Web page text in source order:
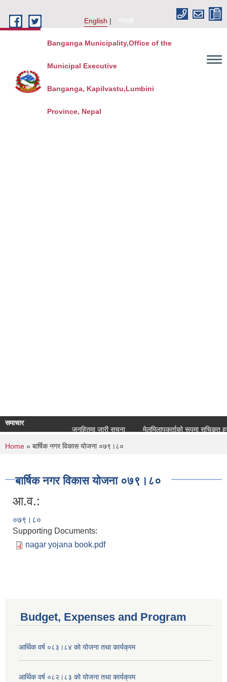
English
नेपाली
Banganga Municipality,Office of the
Municipal Executive
Banganga, Kapilvastu,Lumbini
Province, Nepal
समाचार
जनहितमा जारी सूचना
मेलमिलापकर्ताको रूपमा सूचिकृत हुने
You are here
Home » बार्षिक नगर विकास योजना ०७९।८०
बार्षिक नगर विकास योजना ०७९।८०
आ.व.:
०७९।८०
Supporting Documents:
nagar yojana book.pdf
Budget, Expenses and Program
आर्थिक वर्ष ०८३।८४ को योजना तथा कार्यक्रम
आर्थिक वर्ष ०८२।८३ को योजना तथा कार्यक्रम